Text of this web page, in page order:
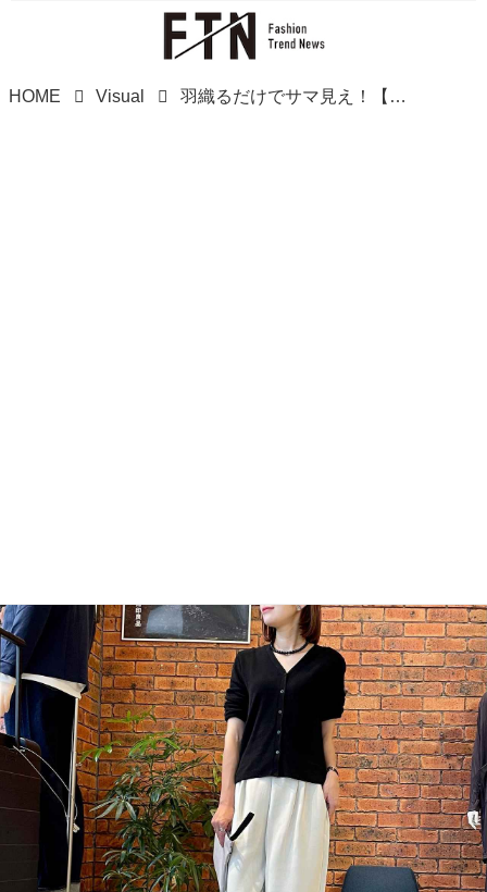
HOME Visual 羽織るだけでサマ見え！【無印良品】やっぱさすがだわ。「上品カーディガン」